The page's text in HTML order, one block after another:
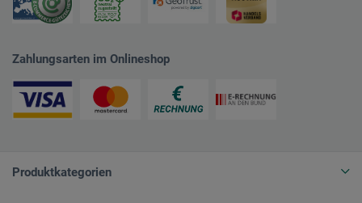
Zahlungsarten im Onlineshop
Produktkategorien